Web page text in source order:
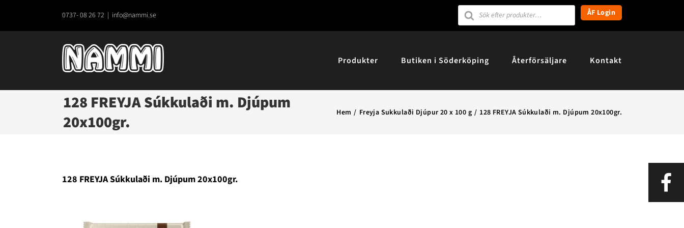
0737- 08 26 72 | info@nammi.se
Products
search ÅF Login
Produkter Butiken i Söderköping Återförsäljare Kontakt
128 FREYJA Súkkulaði m. Djúpum
20x100gr.
Hem Freyja Sukkulaði Djúpur 20 x 100 g 128 FREYJA Súkkulaði m. Djúpum 20x100gr.
128 FREYJA Súkkulaði m. Djúpum 20x100gr.